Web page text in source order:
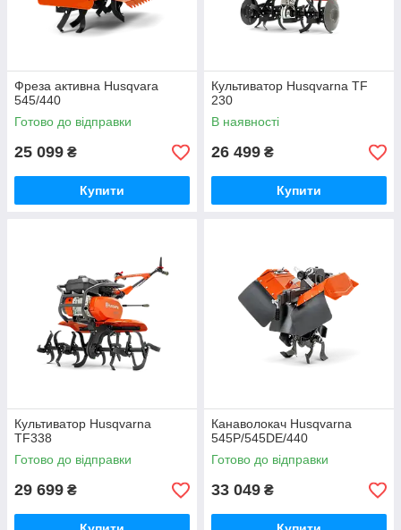
Фреза активна Husqvara
545/440
Готово до відправки
25 099 ₴
Купити
Культиватор Husqvarna TF
230
В наявності
26 499 ₴
Купити
Культиватор Husqvarna
TF338
Готово до відправки
29 699 ₴
Канаволокач Husqvarna
545P/545DE/440
Готово до відправки
33 049 ₴